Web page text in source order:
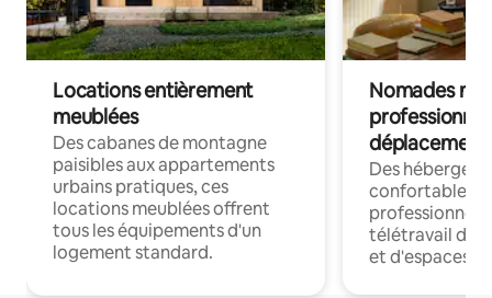
Locations entièrement
meublées
Des cabanes de montagne
paisibles aux appartements
urbains pratiques, ces
locations meublées offrent
tous les équipements d'un
logement standard.
Nomades
déplacement
Des
confortables
professionnels
télétravail
et d'espaces